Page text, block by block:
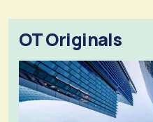
OT Originals